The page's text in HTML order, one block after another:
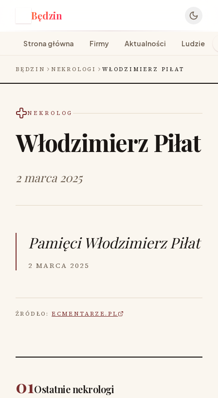
Będzin
Strona główna Firmy Aktualności Ludzie
BĘDZIN NEKROLOGI WŁODZIMIERZ PIŁAT
NEKROLOG
Włodzimierz Piłat
2 marca 2025
Pamięci Włodzimierz Piłat
2 MARCA 2025
ŹRÓDŁO: ECMENTARZE.PL
01Ostatnie nekrologi